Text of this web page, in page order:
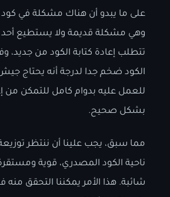
على ما يبدو أن هناك مشكلة في
وهي مشكلة قديمة ولا يستطيع أحد
تتطلب إعادة كتابة الكود من جديد،
الكود ضخم جدا لدرجة أنه يحتاج
للعمل عليه بدوام كامل للتمكن من
بشكل صحيح.
مما سبق، يجب علينا أن ننتظر
ناحية الكود المصدري، قوية
شائبة. هذا الأمر يمكننا التحقق منه